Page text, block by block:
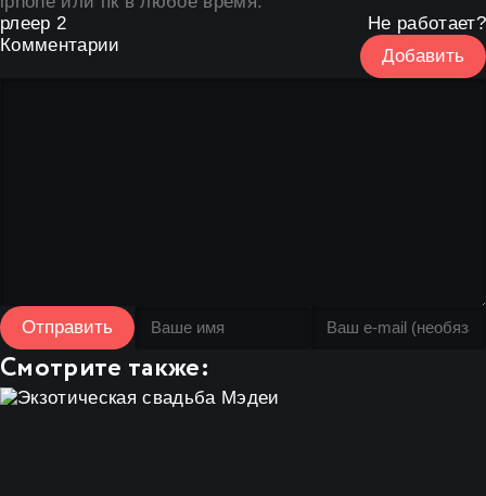
рлеер 2
Не работает?
Комментарии
Добавить
Отправить
Смотрите также: